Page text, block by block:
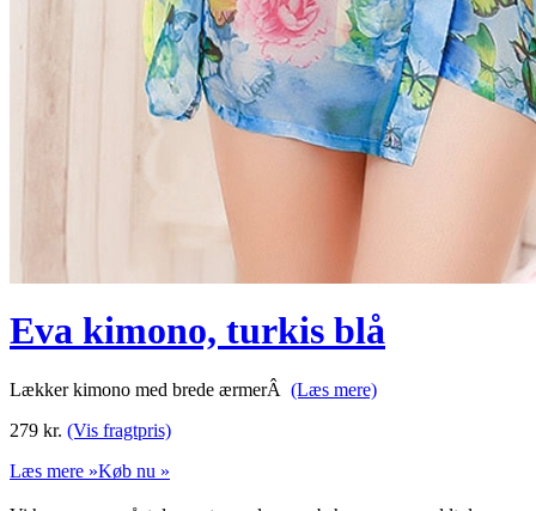
Eva kimono, turkis blå
Lækker kimono med brede ærmerÂ (Læs mere)
279 kr. (Vis fragtpris)
Læs mere »Køb nu »